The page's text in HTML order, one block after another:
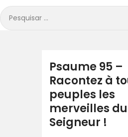
Pesquisar
por:
Boutique
Nous
Psaume 95 –
Racontez à
peuples les
merveilles du
Seigneur !